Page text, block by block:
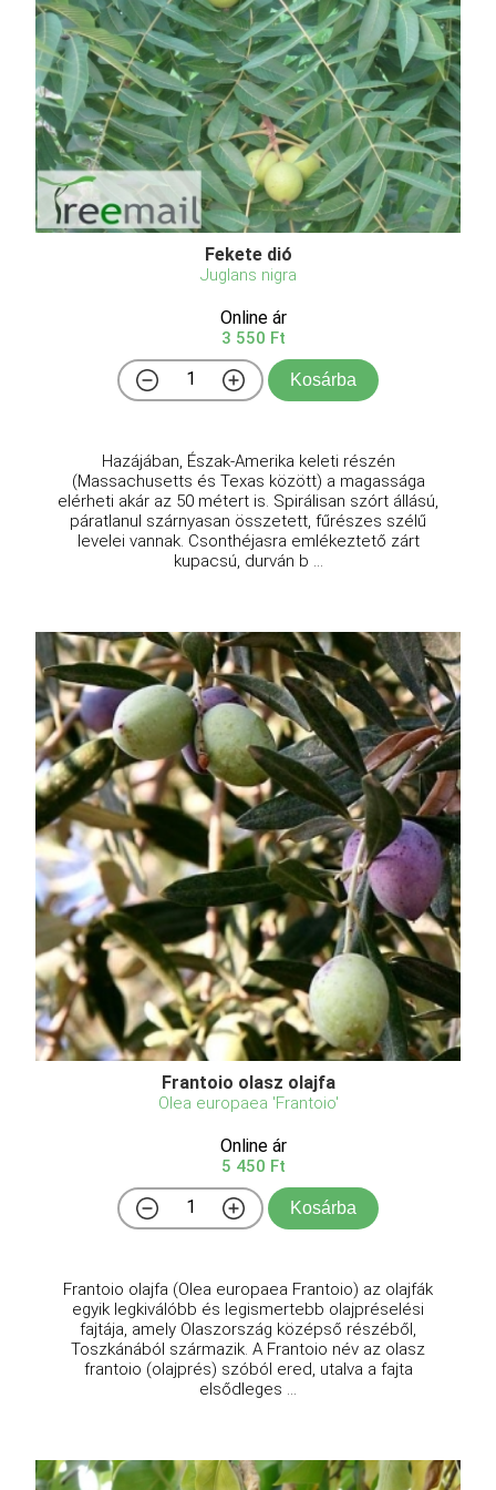
Fekete dió
Juglans nigra
Online ár
3 550 Ft
Kosárba
Hazájában, Észak-Amerika keleti részén
(Massachusetts és Texas között) a magassága
elérheti akár az 50 métert is. Spirálisan szórt állású,
páratlanul szárnyasan összetett, fűrészes szélű
levelei vannak. Csonthéjasra emlékeztető zárt
kupacsú, durván b ...
Frantoio olasz olajfa
Olea europaea 'Frantoio'
Online ár
5 450 Ft
Kosárba
Frantoio olajfa (Olea europaea Frantoio) az olajfák
egyik legkiválóbb és legismertebb olajpréselési
fajtája, amely Olaszország középső részéből,
Toszkánából származik. A Frantoio név az olasz
frantoio (olajprés) szóból ered, utalva a fajta
elsődleges ...